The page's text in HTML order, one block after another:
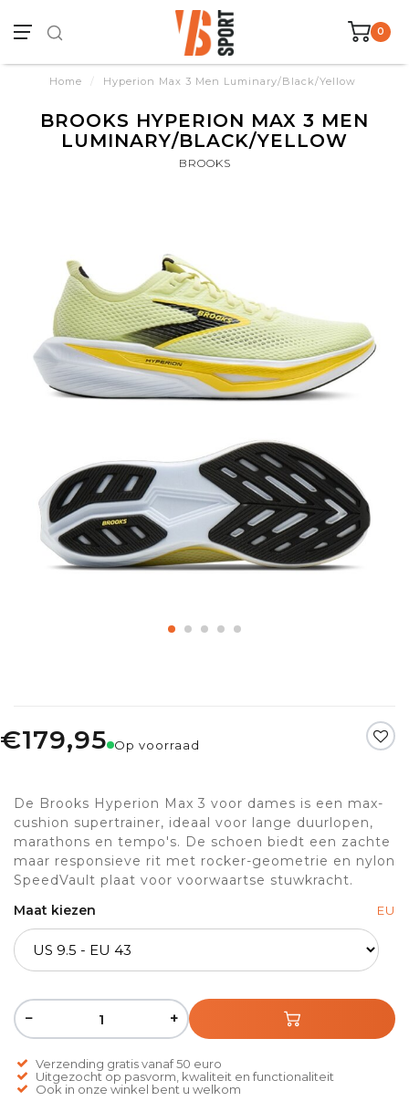
0
Home / Hyperion Max 3 Men Luminary/Black/Yellow
BROOKS HYPERION MAX 3 MEN
LUMINARY/BLACK/YELLOW
BROOKS
€179,95 Op voorraad
De Brooks Hyperion Max 3 voor dames is een max-
cushion supertrainer, ideaal voor lange duurlopen,
marathons en tempo's. De schoen biedt een zachte
maar responsieve rit met rocker-geometrie en nylon
SpeedVault plaat voor voorwaartse stuwkracht.
Maat kiezen
EU
− +
Verzending gratis vanaf 50 euro
Uitgezocht op pasvorm, kwaliteit en functionaliteit
Ook in onze winkel bent u welkom